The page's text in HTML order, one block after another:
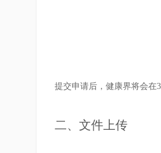
提交申请后，健康界将会在
二、文件上传